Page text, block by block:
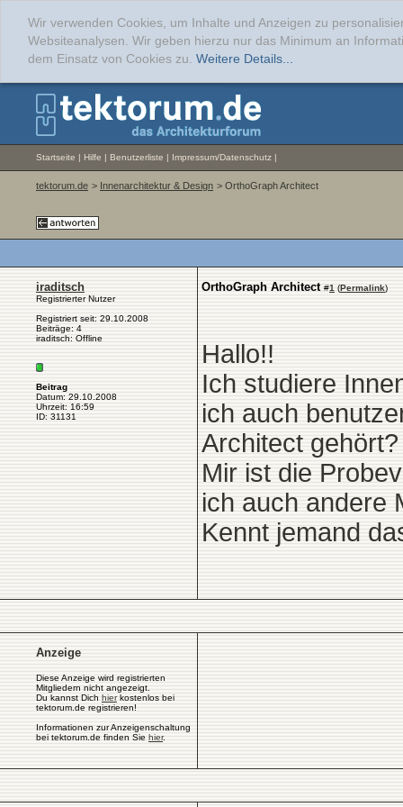
Wir verwenden Cookies, um Inhalte und Anzeigen zu
Websiteanalysen. Wir geben hierzu nur das Minimum an
dem Einsatz von Cookies zu. Weitere Details...
Startseite | Hilfe | Benutzerliste | Impressum/Datenschutz |
tektorum.de > Innenarchitektur & Design > OrthoGraph Architect
iraditsch
Registrierter Nutzer
Registriert seit: 29.10.2008
Beiträge: 4
iraditsch: Offline
Beitrag
Datum: 29.10.2008
Uhrzeit: 16:59
ID: 31131
OrthoGraph Architect #1 (Permalink)
Hallo!!
Ich studiere
ich auch
Architect gehört?
Mir ist die
ich auch andere
Kennt jemand
Anzeige
Diese Anzeige wird registrierten
Mitgliedern nicht angezeigt.
Du kannst Dich hierkostenlos bei
tektorum.de registrieren!
Informationen zur Anzeigenschaltung
bei tektorum.de finden Sie hier.